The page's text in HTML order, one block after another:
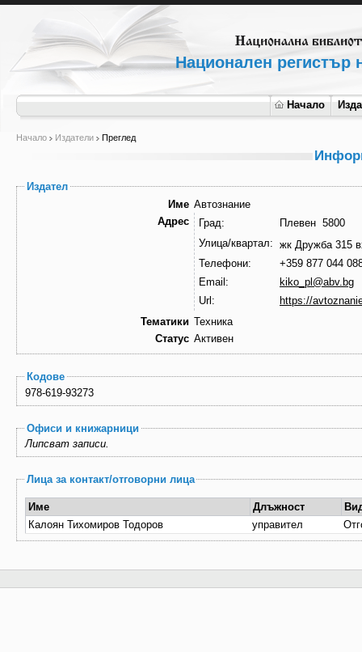
Национален регистър
Начало
Начало Издатели Преглед
Издател
Име Автознание
Адрес
Град:
Плевен 5800
Улица/квартал: жк Дружба 315
Телефони:
+359 877 044
Email:
kiko_pl@abv.bg
Url:
https://
Тематики Техника
Статус Активен
Кодове
978-619-93273
Офиси и книжарници
Липсват записи.
Лица за контакт/отговорни лица
Име Длъжност
Калоян Тихомиров Тодоров
управител